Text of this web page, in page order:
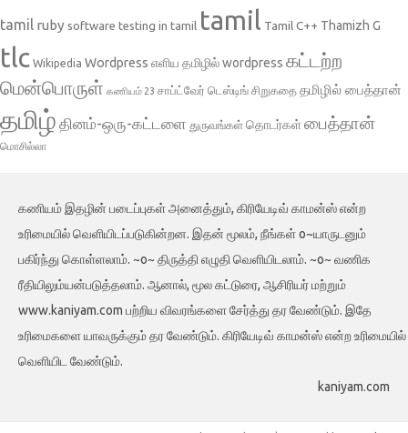
tamil ruby software testing in tamil tamil Tamil C++ Thamizh G
tlc Wikipedia Wordpress எளிய தமிழில் wordpress கட்டற்ற
மென்பொருள் கணியம் 23 சாப்ட்வேர் டெஸ்டிங் சிறுகதை தமிழில் பைத்தான்
தமிழ் தினம்-ஒரு-கட்டளை துருவங்கள் தொடர்கள்பைத்தான்
மொசில்லா
கணியம் இதழின் படைப்புகள் அனைத்தும், கிரியேடிவ் காமன்ஸ் என்ற
உரிமையில் வெளியிடப்படுகின்றன. இதன் மூலம், நீங்கள் o~யாருடனும்
பகிர்ந்து கொள்ளலாம். ~o~ திருத்தி எழுதி வெளியிடலாம். ~o~ வணிக
ரீதியிலும்யன்படுத்தலாம். ஆனால், மூல கட்டுரை, ஆசிரியர் மற்றும்
www.kaniyam.com பற்றிய விவரங்களை சேர்த்து தர வேண்டும். இதே
உரிமைகளை யாவருக்கும் தர வேண்டும். கிரியேடிவ் காமன்ஸ் என்ற உரிமையில்
வெளியிட வேண்டும்.
kaniyam.com